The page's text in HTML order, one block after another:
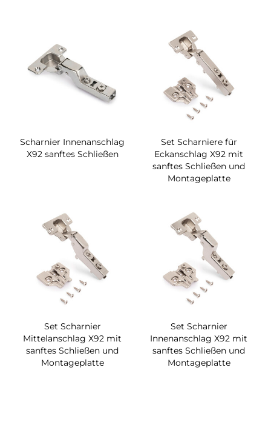
Scharnier Innenanschlag
X92 sanftes Schließen
Set Scharniere für
Eckanschlag X92 mit
sanftes Schließen und
Montageplatte
Set Scharnier
Mittelanschlag X92 mit
sanftes Schließen und
Montageplatte
Set Scharnier
Innenanschlag X92 mit
sanftes Schließen und
Montageplatte